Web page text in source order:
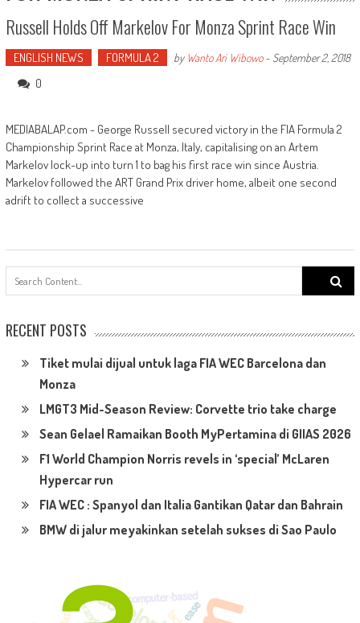
Russell Holds Off Markelov For Monza Sprint Race Win
ENGLISH NEWS FORMULA 2 by Wanto Ari Wibowo- September 2, 2018
0
MEDIABALAP.com - George Russell secured victory in the FIA Formula 2
Championship Sprint Race at Monza, Italy, capitalising on an Artem
Markelov lock-up into turn 1 to bag his first race win since Austria.
Markelov followed the ART Grand Prix driver home, albeit one second
adrift to collect a successive
Search
RECENT POSTS
Tiket mulai dijual untuk laga FIA WEC Barcelona dan
Monza
LMGT3 Mid-Season Review: Corvette trio take charge
Sean Gelael Ramaikan Booth MyPertamina di GIIAS 2026
F1 World Champion Norris revels in ‘special’ McLaren
Hypercar run
FIA WEC : Spanyol dan Italia Gantikan Qatar dan Bahrain
BMW di jalur meyakinkan setelah sukses di Sao Paulo